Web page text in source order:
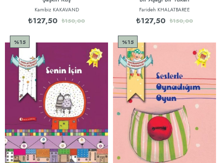
Kambiz KAKAVAND
₺127,50 ₺150,00
Farideh KHALATBAREE
₺127,50 ₺150,00
%15 %15